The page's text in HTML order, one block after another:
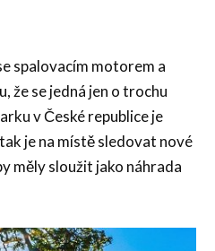
spalovacím motorem a
že se jedná jen o trochu
v České republice je
je na místě sledovat nové
měly sloužit jako náhrada